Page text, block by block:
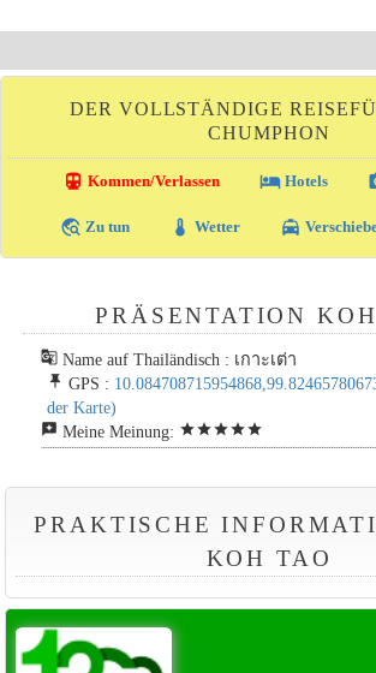
DER VOLLSTÄNDIGE
CHUMPHON
directions_transit Kommen/Verlassen local_hotelHotels
travel_explore Zu tun thermostat Wetter local_taxi
PRÄSENTATION
g_translate Name auf Thailändisch : เกาะเต่า
push_pin GPS :
der Karte)
reviews Meine Meinung: starstarstarstarstar
PRAKTISCHE
KOH TAO